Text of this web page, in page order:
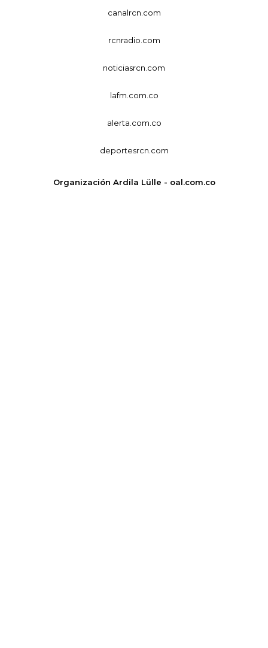
canalrcn.com
rcnradio.com
noticiasrcn.com
lafm.com.co
alerta.com.co
deportesrcn.com
Organización Ardila Lülle - oal.com.co